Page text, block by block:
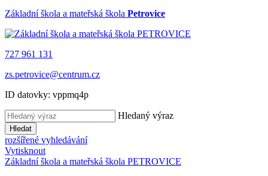
Základní škola a mateřská škola Petrovice
727 961 131
zs.petrovice@centrum.cz
ID datovky: vppmq4p
Hledaný výraz
Hledat
rozšířené vyhledávání
Vytisknout
Základní škola a mateřská škola PETROVICE